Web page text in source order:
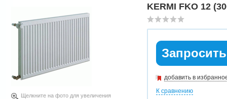
Щелкните на фото для увеличения
KERMI FKO 12
добавить в
К сравнению